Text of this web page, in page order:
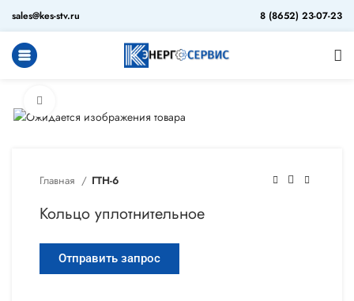
sales@kes-stv.ru 8 (8652) 23-07-23
Главная ГТН-6
Кольцо уплотнительное
Отправить запрос